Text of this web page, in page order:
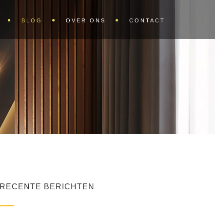
BLOG OVER ONS CONTACT
RECENTE BERICHTEN